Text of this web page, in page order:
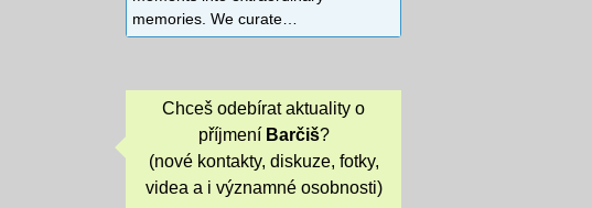
memories. We curate…
Chceš odebírat aktuality o
příjmení Barčiš?
(nové kontakty, diskuze, fotky,
videa a i významné osobnosti)